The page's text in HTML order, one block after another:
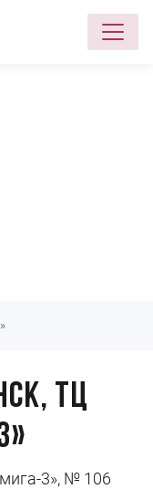
ТЦ
3», № 106